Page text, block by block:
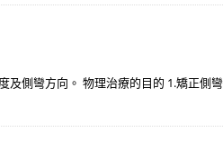
側彎方向。 物理治療的目的 1.矯正